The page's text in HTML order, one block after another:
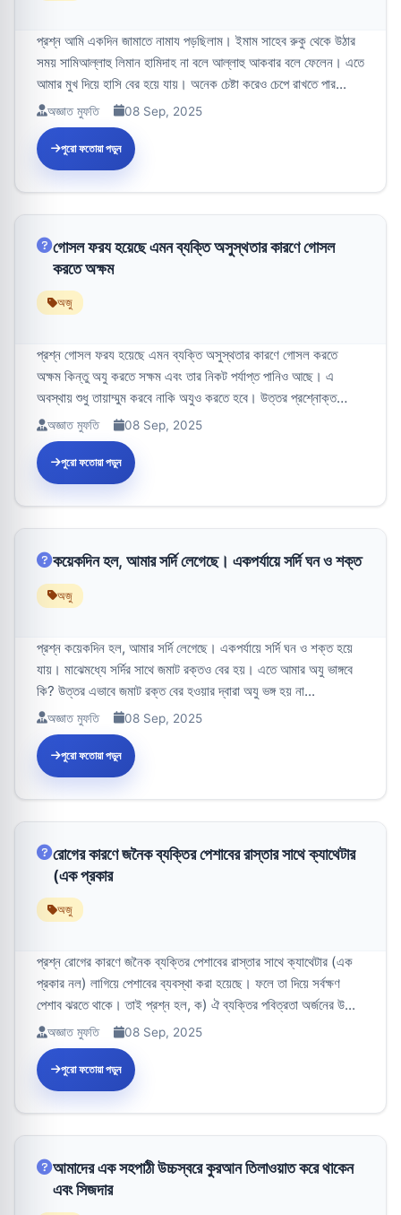
প্রশ্ন আমি একদিন জামাতে নামায পড়ছিলাম। ইমাম সাহেব রুকু থেকে উঠার
সময় সামিআল্লাহু লিমান হামিদাহ না বলে আল্লাহু আকবার বলে ফেলেন। এতে
আমার মুখ দিয়ে হাসি বের হয়ে যায়। অনেক চেষ্টা করেও চেপে রাখতে পার...
অজ্ঞাত মুফতি 08 Sep, 2025
পুরো ফতোয়া পড়ুন
গোসল ফরয হয়েছে এমন ব্যক্তি অসুস্থতার কারণে গোসল
করতে অক্ষম
অজু
প্রশ্ন গোসল ফরয হয়েছে এমন ব্যক্তি অসুস্থতার কারণে গোসল করতে
অক্ষম কিন্তু অযু করতে সক্ষম এবং তার নিকট পর্যাপ্ত পানিও আছে। এ
অবস্থায় শুধু তায়াম্মুম করবে নাকি অযুও করতে হবে। উত্তর প্রশ্নোক্ত
ক্ষেত্রে...
অজ্ঞাত মুফতি 08 Sep, 2025
পুরো ফতোয়া পড়ুন
কয়েকদিন হল, আমার সর্দি লেগেছে। একপর্যায়ে সর্দি ঘন ও শক্ত
অজু
প্রশ্ন কয়েকদিন হল, আমার সর্দি লেগেছে। একপর্যায়ে সর্দি ঘন ও শক্ত হয়ে
যায়। মাঝেমধ্যে সর্দির সাথে জমাট রক্তও বের হয়। এতে আমার অযু ভাঙ্গবে
কি? উত্তর এভাবে জমাট রক্ত বের হওয়ার দ্বারা অযু ভঙ্গ হয় না...
অজ্ঞাত মুফতি 08 Sep, 2025
পুরো ফতোয়া পড়ুন
রোগের কারণে জনৈক ব্যক্তির পেশাবের রাস্তার সাথে ক্যাথেটার
(এক প্রকার
অজু
প্রশ্ন রোগের কারণে জনৈক ব্যক্তির পেশাবের রাস্তার সাথে ক্যাথেটার (এক
প্রকার নল) লাগিয়ে পেশাবের ব্যবস্থা করা হয়েছে। ফলে তা দিয়ে সর্বক্ষণ
পেশাব ঝরতে থাকে। তাই প্রশ্ন হল, ক) ঐ ব্যক্তির পবিত্রতা অর্জনের উ...
অজ্ঞাত মুফতি 08 Sep, 2025
পুরো ফতোয়া পড়ুন
আমাদের এক সহপাঠী উচ্চস্বরে কুরআন তিলাওয়াত করে থাকেন
এবং সিজদার